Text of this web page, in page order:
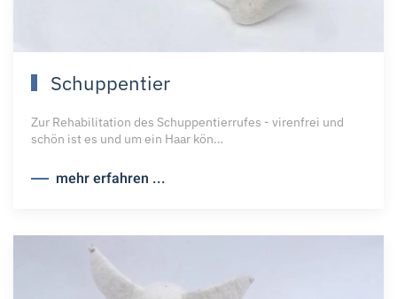
Schuppentier
Zur Rehabilitation des Schuppentierrufes - virenfrei und
schön ist es und um ein Haar kön…
mehr erfahren ...